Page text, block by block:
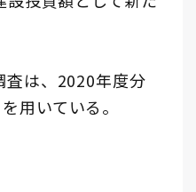
査は、2020年度分
用いている。